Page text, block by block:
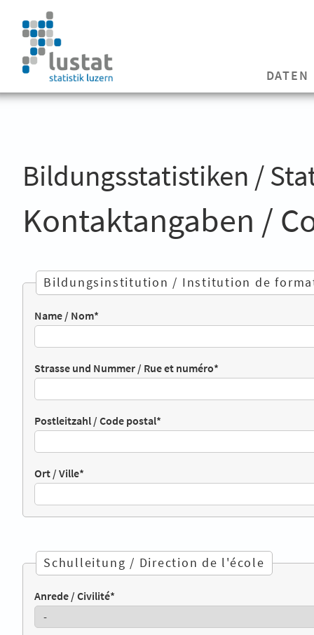
DATEN
Bildungsstatistiken /
Kontaktangaben /
Bildungsinstitution / Institution de
Name / Nom*
Strasse und Nummer / Rue et numéro*
Postleitzahl / Code postal*
Ort / Ville*
Schulleitung / Direction de l'école
Anrede / Civilité*